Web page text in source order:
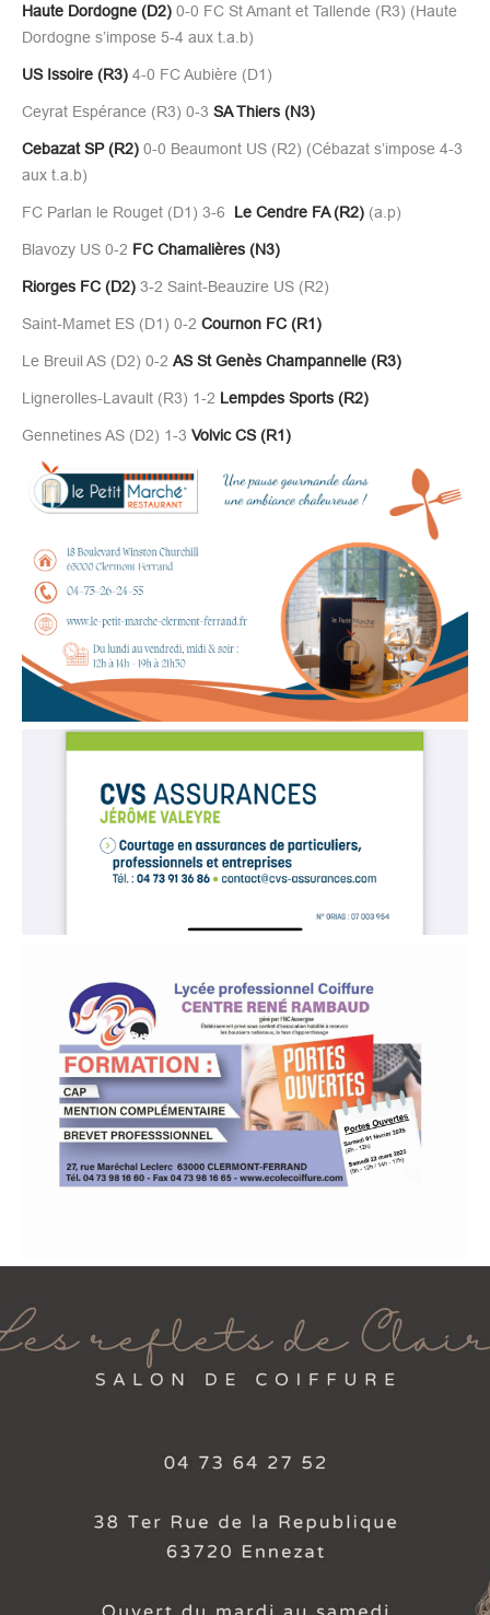
Haute Dordogne (D2) 0-0 FC St Amant et Tallende (R3) (Haute
Dordogne s’impose 5-4 aux t.a.b)
US Issoire (R3) 4-0 FC Aubière (D1)
Ceyrat Espérance (R3) 0-3 SA Thiers (N3)
Cebazat SP (R2) 0-0 Beaumont US (R2) (Cébazat s’impose 4-3
aux t.a.b)
FC Parlan le Rouget (D1) 3-6 Le Cendre FA (R2) (a.p)
Blavozy US 0-2 FC Chamalières (N3)
Riorges FC (D2) 3-2 Saint-Beauzire US (R2)
Saint-Mamet ES (D1) 0-2 Cournon FC (R1)
Le Breuil AS (D2) 0-2 AS St Genès Champannelle (R3)
Lignerolles-Lavault (R3) 1-2 Lempdes Sports (R2)
Gennetines AS (D2) 1-3 Volvic CS (R1)